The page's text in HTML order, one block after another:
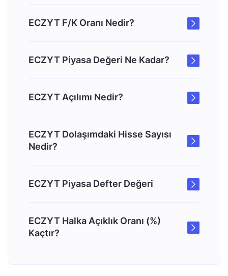
ECZYT F/K Oranı Nedir?
ECZYT Piyasa Değeri Ne Kadar?
ECZYT Açılımı Nedir?
ECZYT Dolaşımdaki Hisse Sayısı
Nedir?
ECZYT Piyasa Defter Değeri
ECZYT Halka Açıklık Oranı (%)
Kaçtır?